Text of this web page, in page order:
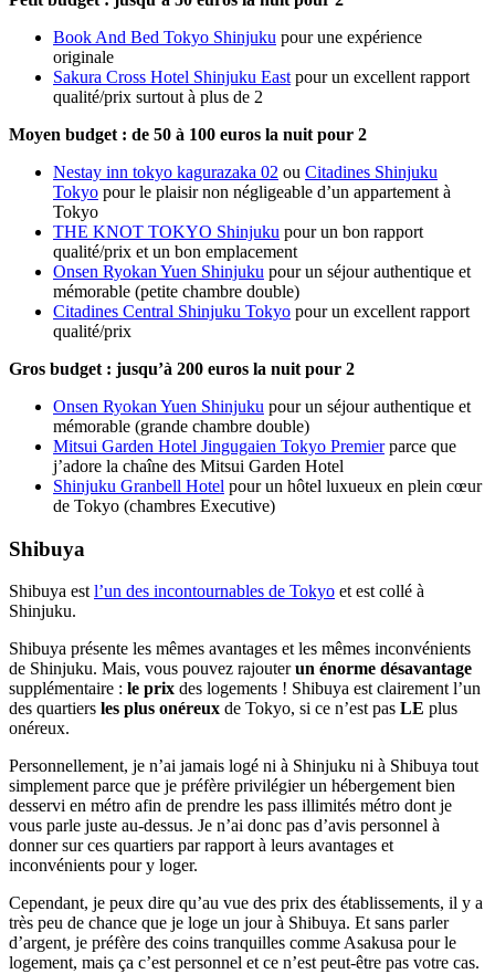
Book And Bed Tokyo Shinjuku pour une expérience
originale
Sakura Cross Hotel Shinjuku East pour un excellent rapport
qualité/prix surtout à plus de 2
Moyen budget : de 50 à 100 euros la nuit pour 2
Nestay inn tokyo kagurazaka 02 ou Citadines Shinjuku
Tokyo pour le plaisir non négligeable d’un appartement à
Tokyo
THE KNOT TOKYO Shinjuku pour un bon rapport
qualité/prix et un bon emplacement
Onsen Ryokan Yuen Shinjuku pour un séjour authentique et
mémorable (petite chambre double)
Citadines Central Shinjuku Tokyo pour un excellent rapport
qualité/prix
Gros budget : jusqu’à 200 euros la nuit pour 2
Onsen Ryokan Yuen Shinjuku pour un séjour authentique et
mémorable (grande chambre double)
Mitsui Garden Hotel Jingugaien Tokyo Premierparce que
j’adore la chaîne des Mitsui Garden Hotel
Shinjuku Granbell Hotel pour un hôtel luxueux en plein cœur
de Tokyo (chambres Executive)
Shibuya
Shibuya est l’un des incontournables de Tokyo et est collé à
Shinjuku.
Shibuya présente les mêmes avantages et les mêmes inconvénients
de Shinjuku. Mais, vous pouvez rajouterun énorme désavantage
supplémentaire : le prix des logements ! Shibuya est clairement l’un
des quartiers les plus onéreux de Tokyo, si ce n’est pas LE plus
onéreux.
Personnellement, je n’ai jamais logé ni à Shinjuku ni à Shibuya tout
simplement parce que je préfère privilégier un hébergement bien
desservi en métro afin de prendre les pass illimités métro dont je
vous parle juste au-dessus. Je n’ai donc pas d’avis personnel à
donner sur ces quartiers par rapport à leurs avantages et
inconvénients pour y loger.
Cependant, je peux dire qu’au vue des prix des établissements, il y a
très peu de chance que je loge un jour à Shibuya. Et sans parler
d’argent, je préfère des coins tranquilles comme Asakusa pour le
logement, mais ça c’est personnel et ce n’est peut-être pas votre cas.